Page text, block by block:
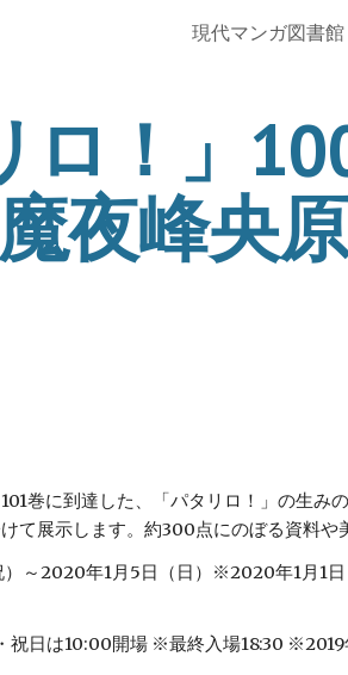
Skip to main content
現代マンガ図書
ロ！」
夜峰央
巻に到達した、「パタリロ！」の生
て展示します。約300点にのぼる資料や
）～2020年1月5日（日）※2020年1月1
日は10:00開場 ※最終入場18:30 ※2019